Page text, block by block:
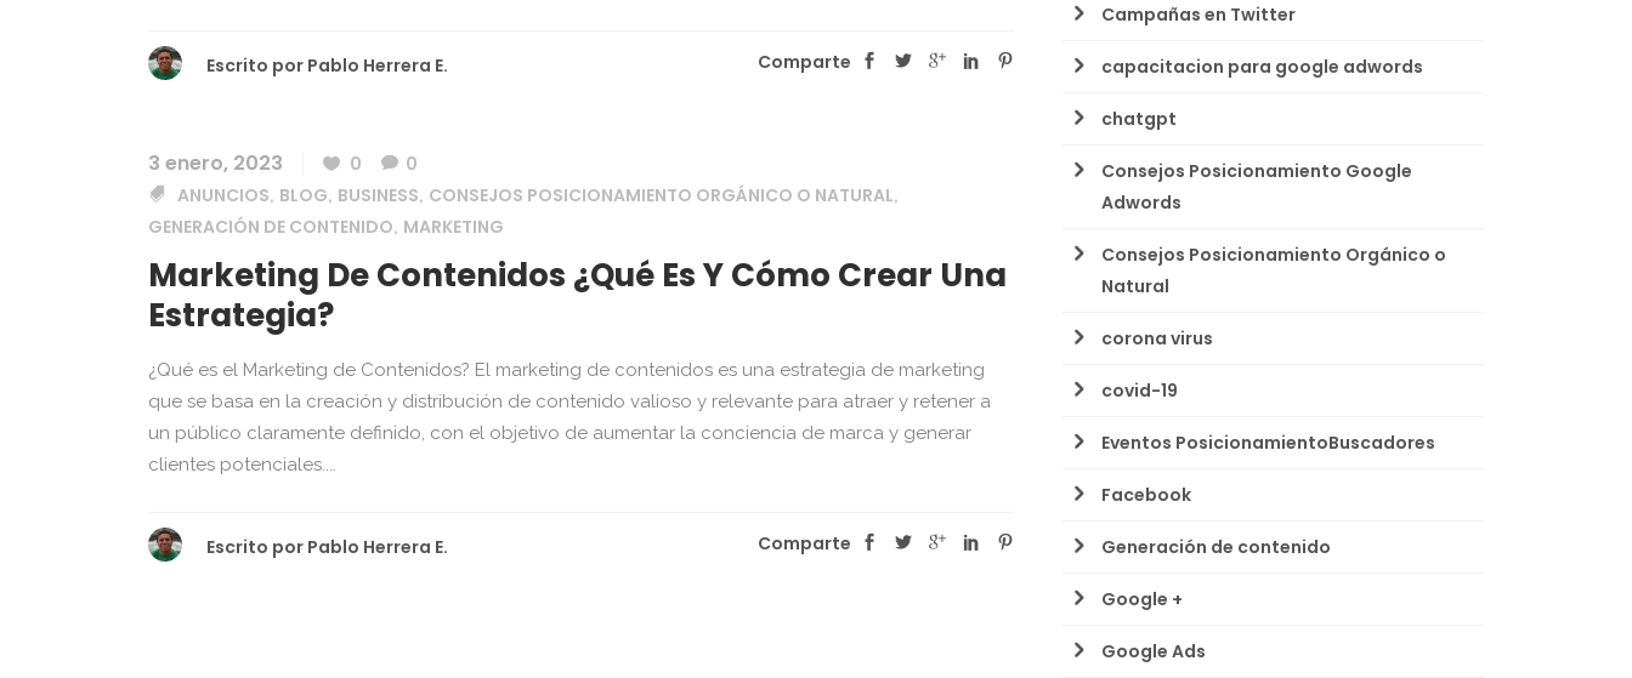
Escrito por Pablo Herrera E. Comparte
3 enero, 2023 0
0
ANUNCIOS, BLOG, BUSINESS, CONSEJOS POSICIONAMIENTO ORGÁNICO O NATURAL,
GENERACIÓN DE CONTENIDO, MARKETING
Marketing De Contenidos ¿Qué Es Y Cómo Crear Una
Estrategia?
¿Qué es el Marketing de Contenidos? El marketing de contenidos es una estrategia de marketing
que se basa en la creación y distribución de contenido valioso y relevante para atraer y retener a
un público claramente definido, con el objetivo de aumentar la conciencia de marca y generar
clientes potenciales....
Escrito por Pablo Herrera E. Comparte
Campañas en Twitter
capacitacion para google adwords
chatgpt
Consejos Posicionamiento Google
Adwords
Consejos Posicionamiento Orgánico o
Natural
corona virus
covid-19
Eventos PosicionamientoBuscadores
Facebook
Generación de contenido
Google +
Google Ads